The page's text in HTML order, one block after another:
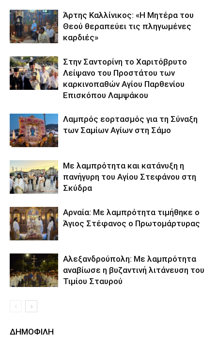
Άρτης Καλλίνικος: «Η Μητέρα του
Θεού θεραπεύει τις πληγωμένες
καρδιές»
Στην Σαντορίνη το Χαριτόβρυτο
Λείψανο του Προστάτου των
καρκινοπαθών Αγίου Παρθενίου
Επισκόπου Λαμψάκου
Λαμπρός εορτασμός για τη Σύναξη
των Σαμίων Αγίων στη Σάμο
Με λαμπρότητα και κατάνυξη η
πανήγυρη του Αγίου Στεφάνου στη
Σκύδρα
Αρναία: Με λαμπρότητα τιμήθηκε ο
Άγιος Στέφανος ο Πρωτομάρτυρας
Αλεξανδρούπολη: Με λαμπρότητα
αναβίωσε η βυζαντινή λιτάνευση του
Τιμίου Σταυρού
ΔΗΜΟΦΙΛΗ